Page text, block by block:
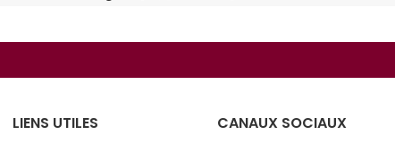
LIENS UTILES CANAUX SOCIAUX